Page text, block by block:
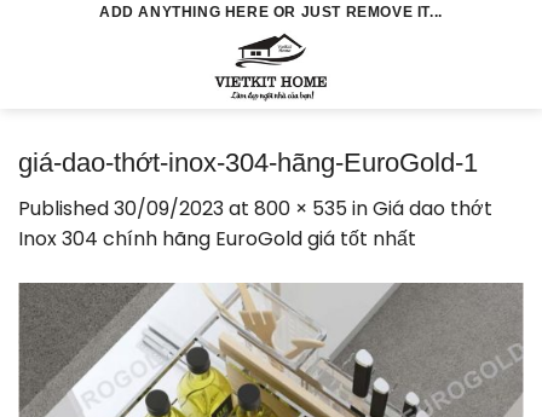
ADD ANYTHING HERE OR JUST REMOVE IT...
giá-dao-thớt-inox-304-hãng-EuroGold-1
Published30/09/2023at 800 × 535inGiá dao thớt
Inox 304 chính hãng EuroGold giá tốt nhất